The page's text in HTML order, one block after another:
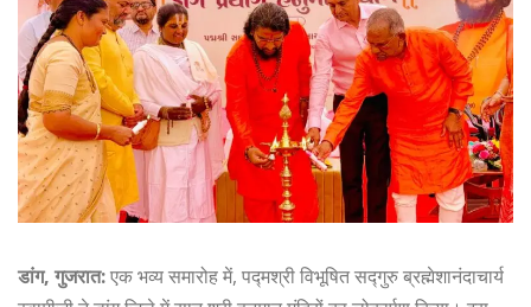
डांग, गुजरात:एक भव्य समारोह में, पद्मश्री विभूषित सद्गुरु ब्रह्मेशानंदाचार्य